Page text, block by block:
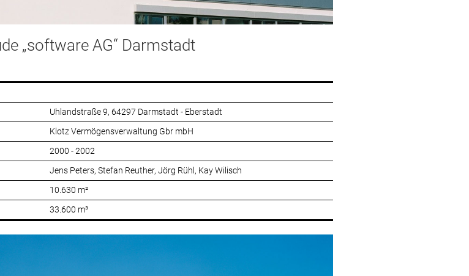
„software AG“ Darmstadt
Uhlandstraße 9, 64297 Darmstadt - Eberstadt
Klotz Vermögensverwaltung Gbr mbH
2000 - 2002
Jens Peters, Stefan Reuther, Jörg Rühl, Kay Wilisch
10.630 m²
33.600 m³